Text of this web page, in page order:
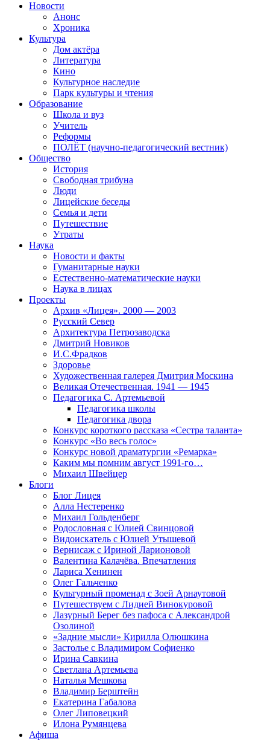
Новости
Анонс
Хроника
Культура
Дом актёра
Литература
Кино
Культурное наследие
Парк культуры и чтения
Образование
Школа и вуз
Учитель
Реформы
ПОЛЁТ (научно-педагогический вестник)
Общество
История
Свободная трибуна
Люди
Лицейские беседы
Семья и дети
Путешествие
Утраты
Наука
Новости и факты
Гуманитарные науки
Естественно-математические науки
Наука в лицах
Проекты
Архив «Лицея». 2000 — 2003
Русский Север
Архитектура Петрозаводска
Дмитрий Новиков
И.С.Фрадков
Здоровье
Художественная галерея Дмитрия Москина
Великая Отечественная. 1941 — 1945
Педагогика С. Артемьевой
Педагогика школы
Педагогика двора
Конкурс короткого рассказа «Сестра таланта»
Конкурс «Во весь голос»
Конкурс новой драматургии «Ремарка»
Каким мы помним август 1991-го…
Михаил Швейцер
Блоги
Блог Лицея
Алла Нестеренко
Михаил Гольденберг
Родословная с Юлией Свинцовой
Видоискатель с Юлией Утышевой
Вернисаж с Ириной Ларионовой
Валентина Калачёва. Впечатления
Лариса Хенинен
Олег Гальченко
Культурный променад с Зоей Арнаутовой
Путешествуем с Лидией Винокуровой
Лазурный Берег без пафоса с Александрой
Озолиной
«Задние мысли» Кирилла Олюшкина
Застолье с Владимиром Софиенко
Ирина Савкина
Светлана Артемьева
Наталья Мешкова
Владимир Берштейн
Екатерина Габалова
Олег Липовецкий
Илона Румянцева
Афиша